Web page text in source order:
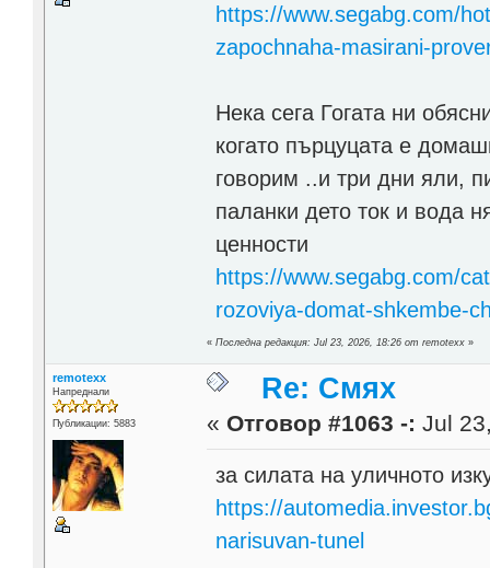
https://www.segabg.com/
zapochnaha-masirani-
Нека сега Гогата ни
когато пърцуцата е
говорим ..и три дни яли,
паланки дето ток и вода
ценности
https://www.segabg.com/
rozoviya-domat-shkembe-
«Последна редакция: Jul 23, 2026, 18:26 от remotexx »
remotexx
Напреднали
Публикации: 5883
Re: Смях
« Отговор #1063 -: Jul
за силата на уличното
https://
narisuvan-tunel